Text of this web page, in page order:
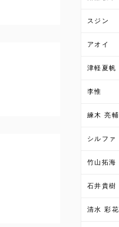
スジン
アオイ
津軽夏帆
李惟
練木 亮輔
シルファ
竹山拓海
石井貴樹
清水 彩花